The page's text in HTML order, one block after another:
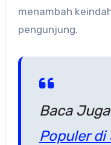
menambah
pengunjung.
Baca
Populer di